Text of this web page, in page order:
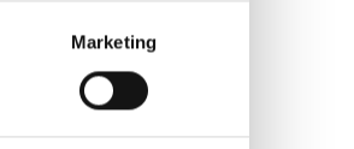
Marketing